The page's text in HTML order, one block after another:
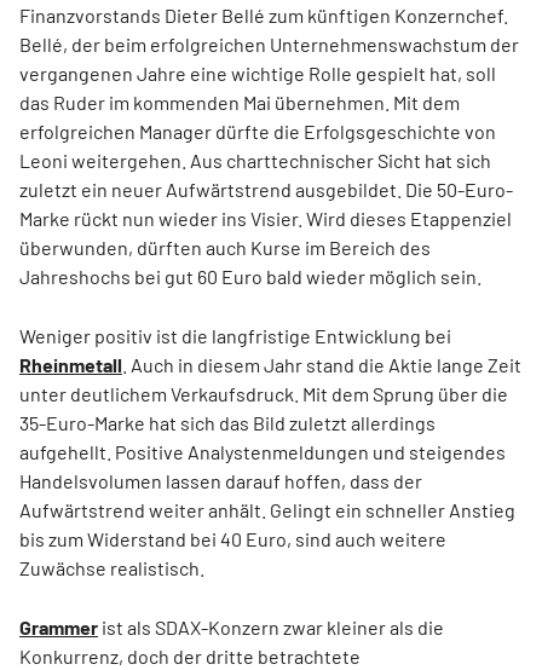
Finanzvorstands Dieter Bellé zum künftigen Konzernchef.
Bellé, der beim erfolgreichen Unternehmenswachstum der
vergangenen Jahre eine wichtige Rolle gespielt hat, soll
das Ruder im kommenden Mai übernehmen. Mit dem
erfolgreichen Manager dürfte die Erfolgsgeschichte von
Leoni weitergehen. Aus charttechnischer Sicht hat sich
zuletzt ein neuer Aufwärtstrend ausgebildet. Die 50-Euro-
Marke rückt nun wieder ins Visier. Wird dieses Etappenziel
überwunden, dürften auch Kurse im Bereich des
Jahreshochs bei gut 60 Euro bald wieder möglich sein.
Weniger positiv ist die langfristige Entwicklung bei
Rheinmetall . Auch in diesem Jahr stand die Aktie lange Zeit
unter deutlichem Verkaufsdruck. Mit dem Sprung über die
35-Euro-Marke hat sich das Bild zuletzt allerdings
aufgehellt. Positive Analystenmeldungen und steigendes
Handelsvolumen lassen darauf hoffen, dass der
Aufwärtstrend weiter anhält. Gelingt ein schneller Anstieg
bis zum Widerstand bei 40 Euro, sind auch weitere
Zuwächse realistisch.
Grammer ist als SDAX-Konzern zwar kleiner als die
Konkurrenz, doch der dritte betrachtete